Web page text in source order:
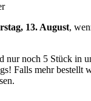
13. August,
nur noch 5 Stück in
Falls mehr bestellt